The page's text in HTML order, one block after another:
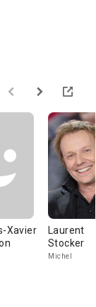
Xavier
Laurent
Stocker
Michel